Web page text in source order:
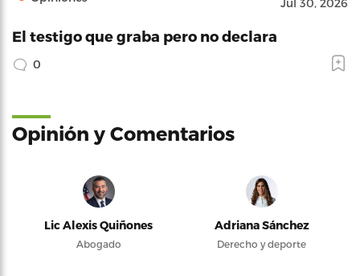
El testigo que graba pero no declara
0
Opinión y Comentarios
Lic Alexis Quiñones
Abogado
Adriana Sánchez
Derecho y deporte